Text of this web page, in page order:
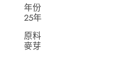
年份
25年
原料
麥芽